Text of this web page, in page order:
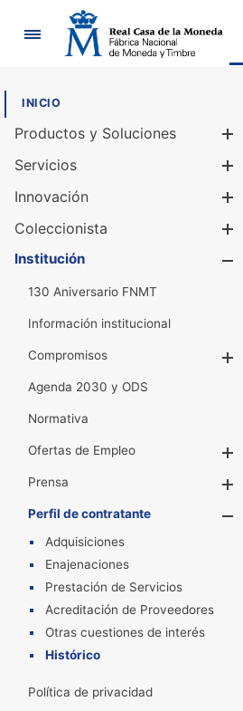
Navegación
INICIO
Productos y Soluciones
Servicios
Innovación
Coleccionista
Institución
130 Aniversario FNMT
Información institucional
Compromisos
Agenda 2030 y ODS
Normativa
Ofertas de Empleo
Prensa
Perfil de contratante
Adquisiciones
Enajenaciones
Prestación de Servicios
Acreditación de Proveedores
Otras cuestiones de interés
Histórico
Política de privacidad